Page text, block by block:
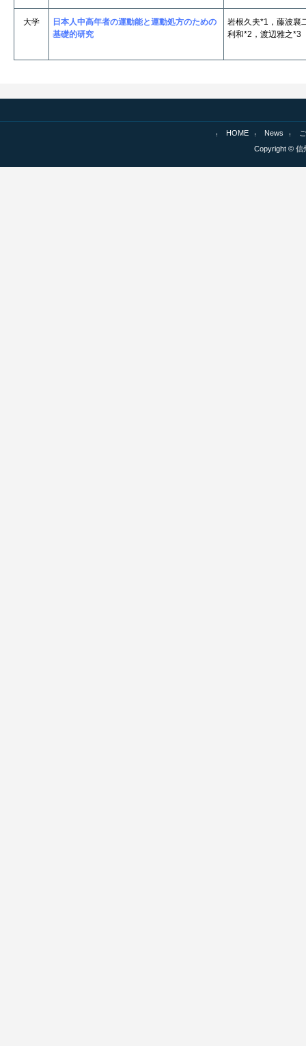
大学
日本人中高年者の運動能と運動処方のための
基礎的研究
岩根久夫*1，藤波襄
利和*2，渡辺雅之*3
HOME News
Copyright © 信